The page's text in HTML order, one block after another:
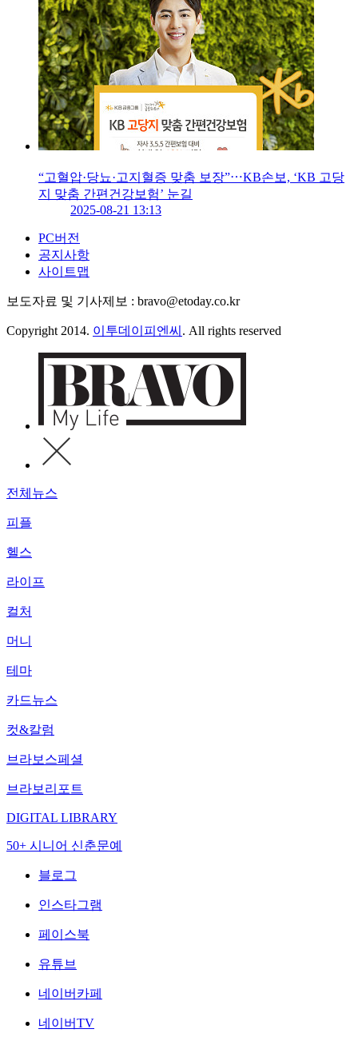
“고혈압·당뇨·고지혈증 맞춤 보장”⋯KB손보, ‘KB 고당
지 맞춤 간편건강보험’ 눈길
2025-08-21 13:13
PC버전
공지사항
사이트맵
보도자료 및 기사제보 : bravo@etoday.co.kr
Copyright 2014. 이투데이피엔씨 . All rights reserved
전체뉴스
피플
헬스
라이프
컬처
머니
테마
카드뉴스
컷&칼럼
브라보스페셜
브라보리포트
DIGITAL LIBRARY
50+ 시니어 신춘문예
블로그
인스타그램
페이스북
유튜브
네이버카페
네이버TV